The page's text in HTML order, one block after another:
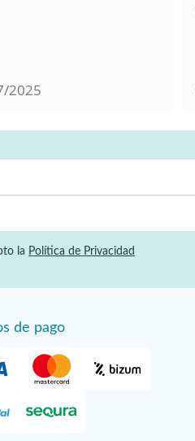
2025
la Política de Privacidad
de pago